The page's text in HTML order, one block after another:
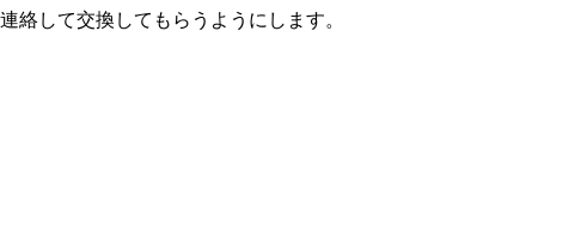
絡して交換してもらうようにします。